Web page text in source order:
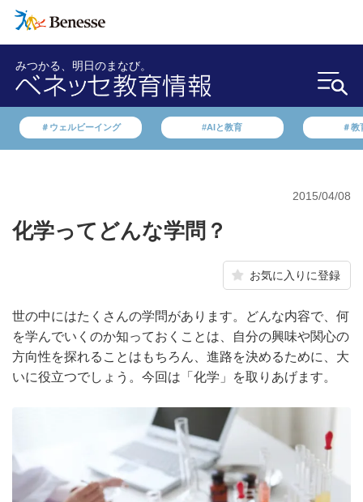
みつかる、明日のまなび。
＃ウェルビーイング #AIと教育 ＃教
2015/04/08
化学ってどんな学問？
お気に入りに登録
世の中にはたくさんの学問があります。どんな内容で、何
を学んでいくのか知っておくことは、自分の興味や関心の
方向性を探れることはもちろん、進路を決めるために、大
いに役立つでしょう。今回は「化学」を取りあげます。